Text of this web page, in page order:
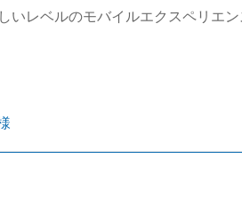
レベルのモバイルエクスペリエン